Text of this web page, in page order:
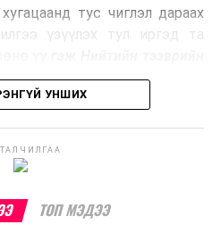
технологийг лагийн
тус чиглэл дараах
үзүүлэх тул иргэд та
УНШИХ
ТОП МЭДЭЭ